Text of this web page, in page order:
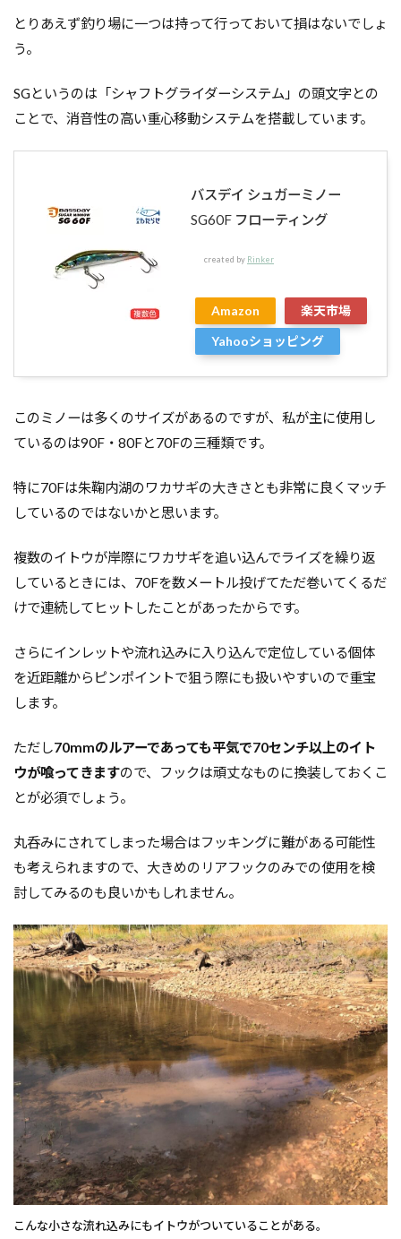
とりあえず釣り場に一つは持って行っておいて損はないでしょ
う。
SGというのは「シャフトグライダーシステム」の頭文字との
ことで、消音性の高い重心移動システムを搭載しています。
バスデイ シュガーミノー
SG60F フローティング
created by Rinker
Amazon
楽天市場
Yahooショッピング
このミノーは多くのサイズがあるのですが、私が主に使用し
ているのは90F・80Fと70Fの三種類です。
特に70Fは朱鞠内湖のワカサギの大きさとも非常に良くマッチ
しているのではないかと思います。
複数のイトウが岸際にワカサギを追い込んでライズを繰り返
しているときには、70Fを数メートル投げてただ巻いてくるだ
けで連続してヒットしたことがあったからです。
さらにインレットや流れ込みに入り込んで定位している個体
を近距離からピンポイントで狙う際にも扱いやすいので重宝
します。
ただし70mmのルアーであっても平気で70センチ以上のイト
ウが喰ってきますので、フックは頑丈なものに換装しておくこ
とが必須でしょう。
丸呑みにされてしまった場合はフッキングに難がある可能性
も考えられますので、大きめのリアフックのみでの使用を検
討してみるのも良いかもしれません。
こんな小さな流れ込みにもイトウがついていることがある。